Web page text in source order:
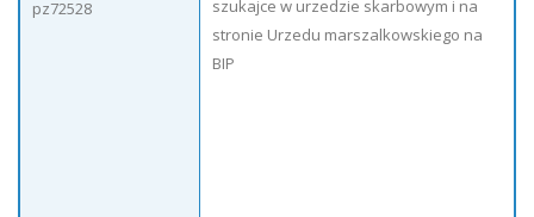
pz72528
szukajce w urzedzie skarbowym i na
stronie Urzedu marszalkowskiego na
BIP